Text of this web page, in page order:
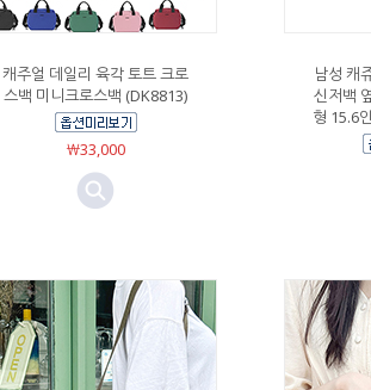
캐주얼 데일리 육각 토트 크로
스백 미니크로스백 (DK8813)
￦33,000
남성 캐
신저백
형 15.6